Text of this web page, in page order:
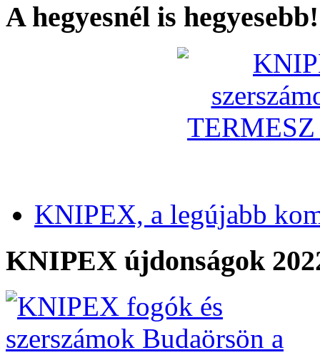
A hegyesnél is hegyesebb!
KNIPEX, a legújabb
KNIPEX újdonságok